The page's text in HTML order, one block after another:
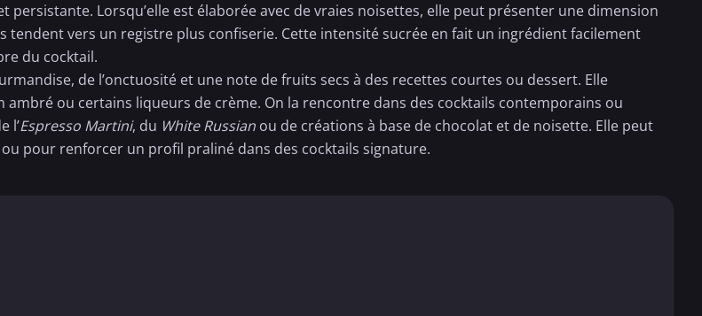
Lorsqu’elle est élaborée avec de vraies noisettes, elle peut présenter une dimension
tendent vers un registre plus confiserie. Cette intensité sucrée en fait un ingrédient facilement
du cocktail.
de l’onctuosité et une note de fruits secs à des recettes courtes ou dessert. Elle
ambré ou certains liqueurs de crème. On la rencontre dans des cocktails contemporains ou
l’Espresso Martini, du White Russian ou de créations à base de chocolat et de noisette. Elle peut
pour renforcer un profil praliné dans des cocktails signature.